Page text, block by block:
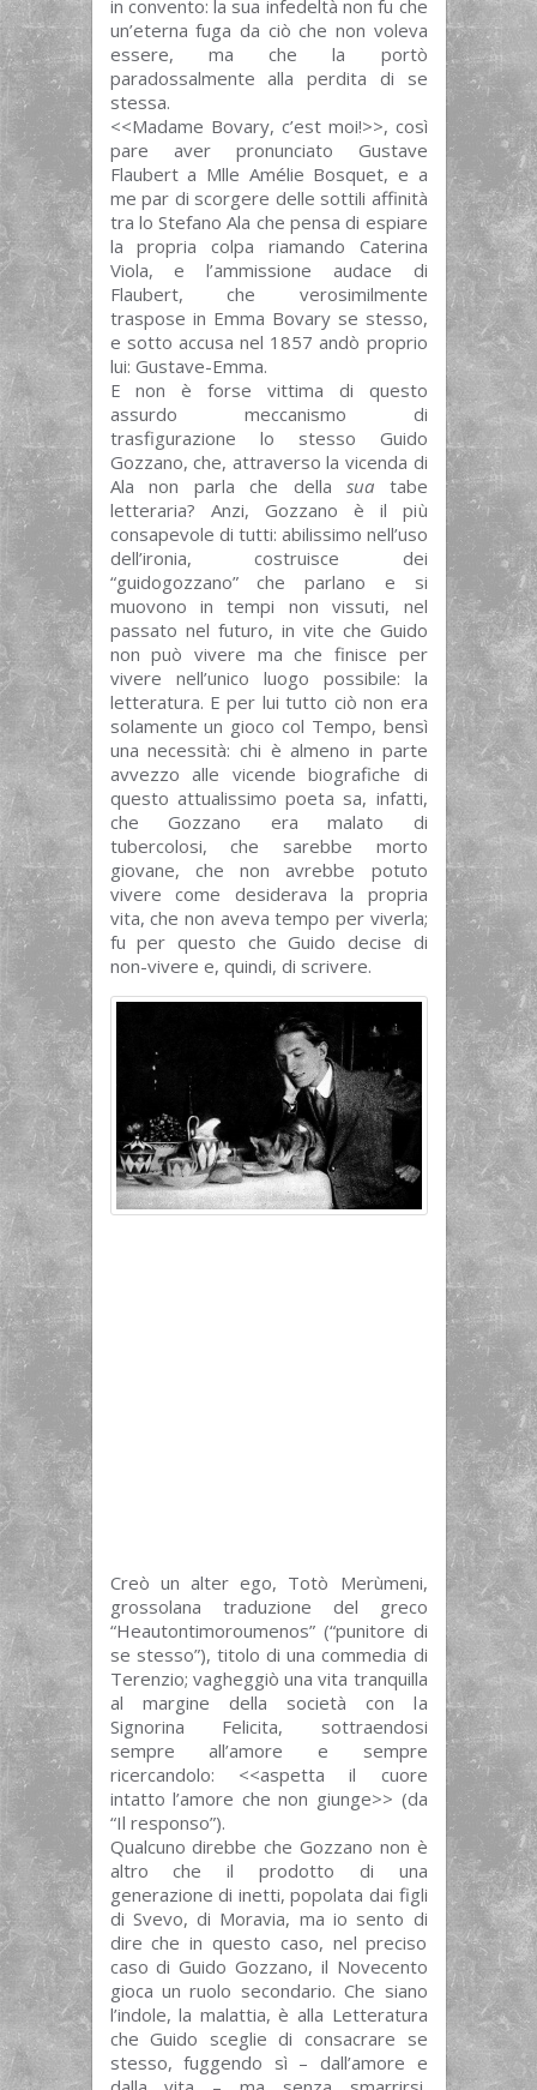
in convento: la sua infedeltà non fu che
un’eterna fuga da ciò che non voleva
essere, ma che la portò
paradossalmente alla perdita di se
stessa.
<<Madame Bovary, c’est moi!>>, così
pare aver pronunciato Gustave
Flaubert a Mlle Amélie Bosquet, e a
me par di scorgere delle sottili affinità
tra lo Stefano Ala che pensa di espiare
la propria colpa riamando Caterina
Viola, e l’ammissione audace di
Flaubert, che verosimilmente
traspose in Emma Bovary se stesso,
e sotto accusa nel 1857 andò proprio
lui: Gustave-Emma.
E non è forse vittima di questo
assurdo meccanismo di
trasfigurazione lo stesso Guido
Gozzano, che, attraverso la vicenda di
Ala non parla che della sua tabe
letteraria? Anzi, Gozzano è il più
consapevole di tutti: abilissimo nell’uso
dell’ironia, costruisce dei
“guidogozzano” che parlano e si
muovono in tempi non vissuti, nel
passato nel futuro, in vite che Guido
non può vivere ma che finisce per
vivere nell’unico luogo possibile: la
letteratura. E per lui tutto ciò non era
solamente un gioco col Tempo, bensì
una necessità: chi è almeno in parte
avvezzo alle vicende biografiche di
questo attualissimo poeta sa, infatti,
che Gozzano era malato di
tubercolosi, che sarebbe morto
giovane, che non avrebbe potuto
vivere come desiderava la propria
vita, che non aveva tempo per viverla;
fu per questo che Guido decise di
non-vivere e, quindi, di scrivere.
Creò un alter ego, Totò Merùmeni,
grossolana traduzione del greco
“Heautontimoroumenos” (“punitore di
se stesso”), titolo di una commedia di
Terenzio; vagheggiò una vita tranquilla
al margine della società con la
Signorina Felicita, sottraendosi
sempre all’amore e sempre
ricercandolo: <<aspetta il cuore
intatto l’amore che non giunge>> (da
“Il responso”).
Qualcuno direbbe che Gozzano non è
altro che il prodotto di una
generazione di inetti, popolata dai figli
di Svevo, di Moravia, ma io sento di
dire che in questo caso, nel preciso
caso di Guido Gozzano, il Novecento
gioca un ruolo secondario. Che siano
l’indole, la malattia, è alla Letteratura
che Guido sceglie di consacrare se
stesso, fuggendo sì – dall’amore e